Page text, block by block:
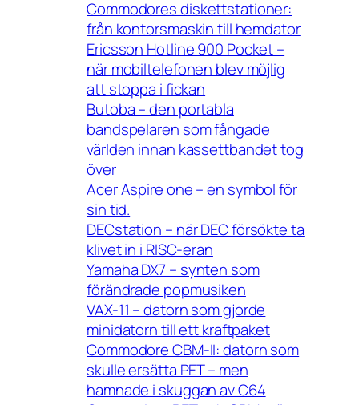
Commodores diskettstationer:
från kontorsmaskin till hemdator
Ericsson Hotline 900 Pocket –
när mobiltelefonen blev möjlig
att stoppa i fickan
Butoba – den portabla
bandspelaren som fångade
världen innan kassettbandet tog
över
Acer Aspire one – en symbol för
sin tid.
DECstation – när DEC försökte ta
klivet in i RISC-eran
Yamaha DX7 – synten som
förändrade popmusiken
VAX-11 – datorn som gjorde
minidatorn till ett kraftpaket
Commodore CBM-II: datorn som
skulle ersätta PET – men
hamnade i skuggan av C64